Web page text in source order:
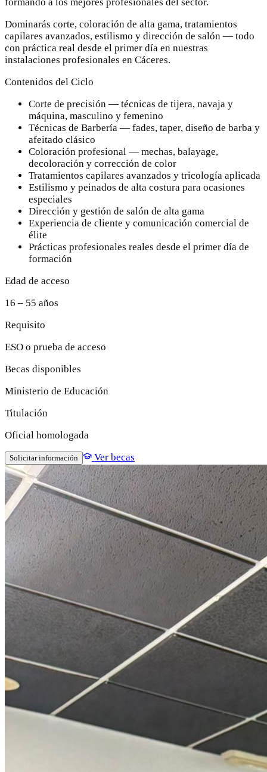
Dominarás corte, coloración de alta gama, tratamientos
capilares avanzados, estilismo y dirección de salón — todo
con práctica real desde el primer día en nuestras
instalaciones profesionales en Cáceres.
Contenidos del Ciclo
Corte de precisión — técnicas de tijera, navaja y
máquina, masculino y femenino
Técnicas de Barbería — fades, taper, diseño de barba y
afeitado clásico
Coloración profesional — mechas, balayage,
decoloración y corrección de color
Tratamientos capilares avanzados y tricología aplicada
Estilismo y peinados de alta costura para ocasiones
especiales
Dirección y gestión de salón de alta gama
Experiencia de cliente y comunicación comercial de
élite
Prácticas profesionales reales desde el primer día de
formación
Edad de acceso
16 – 55 años
Requisito
ESO o prueba de acceso
Becas disponibles
Ministerio de Educación
Titulación
Oficial homologada
Solicitar información Ver becas